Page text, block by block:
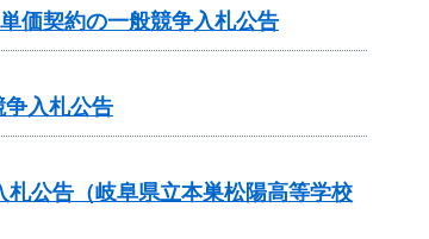
価契約の一般競争入札公告
入札公告
札公告（岐阜県立本巣松陽高等学校